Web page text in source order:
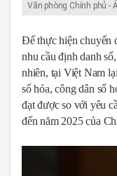
Văn phòng Chính phủ -
Để thực hiện chuyển
nhu cầu định danh
nhiên, tại Việt Nam
số hóa, công dân số
đạt được so với yêu
đến năm 2025 của